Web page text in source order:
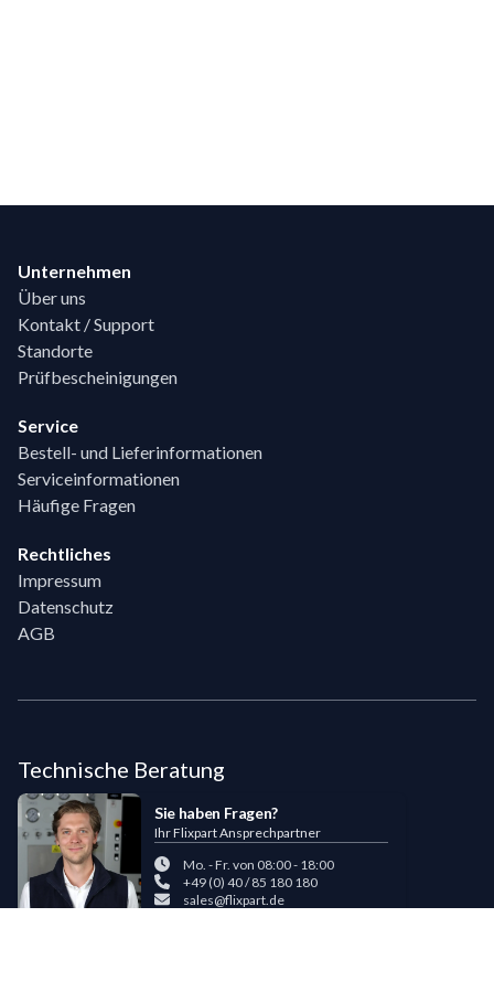
Unternehmen
Über uns
Kontakt / Support
Standorte
Prüfbescheinigungen
Service
Bestell- und Lieferinformationen
Serviceinformationen
Häufige Fragen
Rechtliches
Impressum
Datenschutz
AGB
Technische Beratung
Sie haben Fragen?
Ihr Flixpart Ansprechpartner
Mo. - Fr. von 08:00 - 18:00
+49 (0) 40 / 85 180 180
sales@flixpart.de